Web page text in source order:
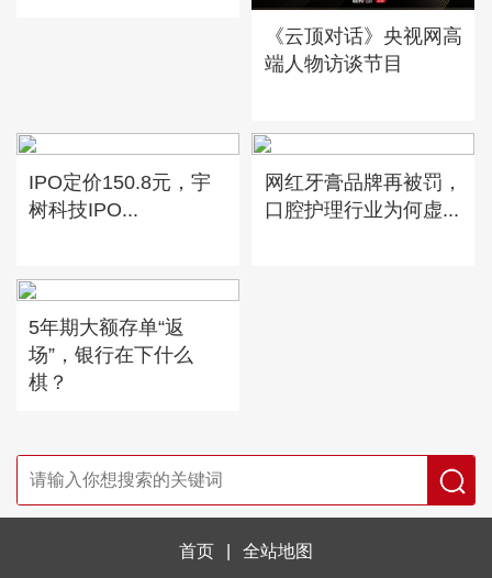
《云顶对话》央视网高
端人物访谈节目
IPO定价150.8元，宇
树科技IPO...
网红牙膏品牌再被罚，
口腔护理行业为何虚...
5年期大额存单“返
场”，银行在下什么
棋？
首页 全站地图